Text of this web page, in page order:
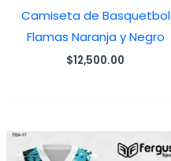
Camiseta de Basquetbol
Flamas Naranja y Negro
$12,500.00